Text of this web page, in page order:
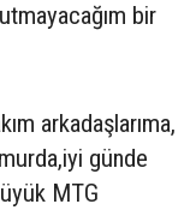
bir
arkadaşlarıma,
günde
MTG